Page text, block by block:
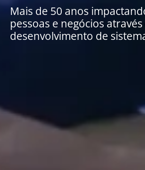
Mais de 50 anos
pessoas e negócios
desenvolvimento de